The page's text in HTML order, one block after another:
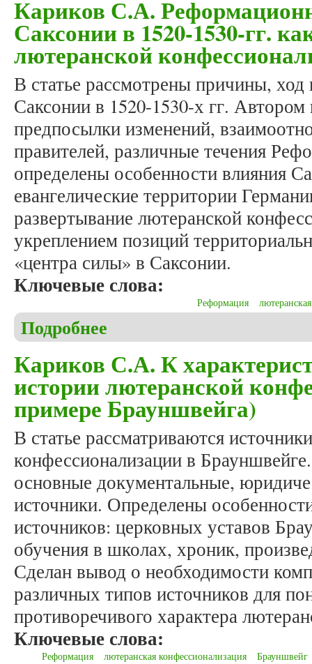
Кариков С.А.
Саксонии в 1520-1530-гг.
лютеранской
В статье рассмотрены причины,
Саксонии в 1520-1530-х гг.
предпосылки изменений,
правителей, различные течения
определены особенности влияния
евангелические территории
развертывание лютеранской
укреплением позиций
«центра силы» в Саксонии.
Ключевые слова:
Реформация
Подробнее
Кариков С.А. К
истории лютеранской
примере Брауншвейга)
В статье рассматриваются
конфессионализации в
основные документальные,
источники. Определены
источников: церковных уставов
обучения в школах, хроник,
Сделан вывод о необходимости
различных типов источников для
противоречивого характера
Ключевые слова:
Реформация лютеранская конфессионализация Брауншвейг